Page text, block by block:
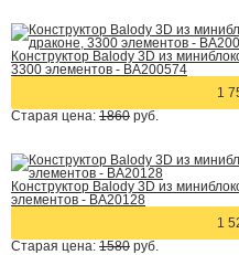
Конструктор Balody 3D из
3300 элементов - BA200574
1
Старая цена: 1860 руб.
Конструктор Balody 3D из
элементов - BA20128
1
Старая цена: 1580 руб.